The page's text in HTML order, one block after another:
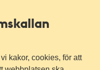
kakor, cookies, för att